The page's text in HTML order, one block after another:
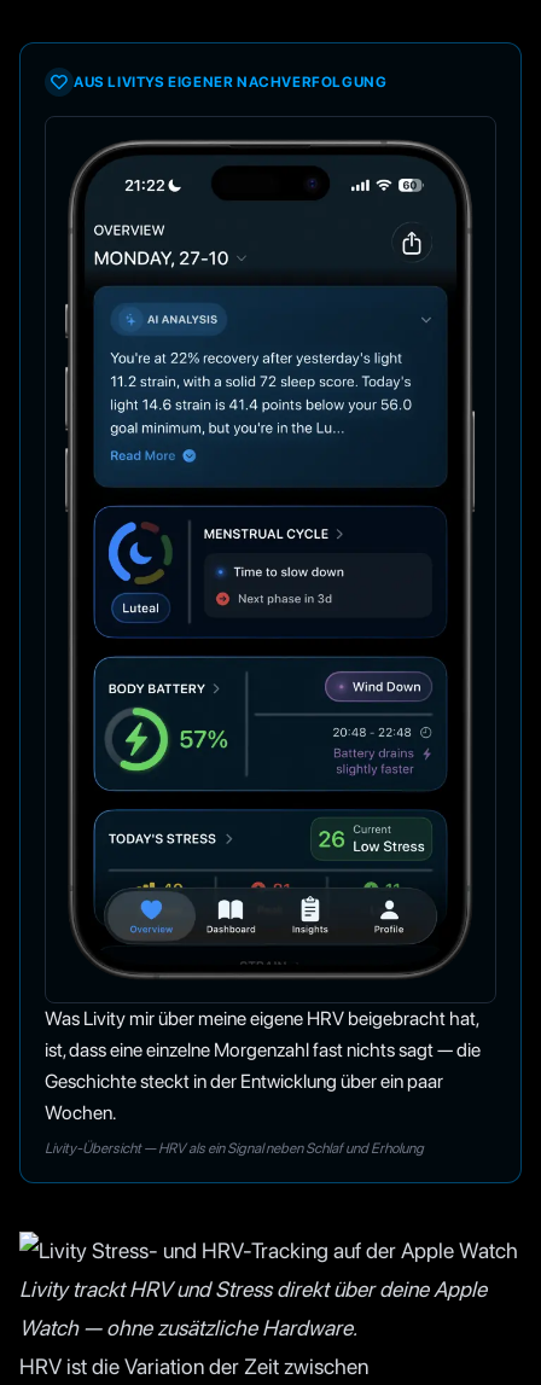
AUS LIVITYS EIGENER NACHVERFOLGUNG
Was Livity mir über meine eigene HRV beigebracht hat,
ist, dass eine einzelne Morgenzahl fast nichts sagt — die
Geschichte steckt in der Entwicklung über ein paar
Wochen.
Livity-Übersicht — HRV als ein Signal neben Schlaf und Erholung
Livity trackt HRV und Stress direkt über deine Apple
Watch — ohne zusätzliche Hardware.
HRV ist die Variation der Zeit zwischen